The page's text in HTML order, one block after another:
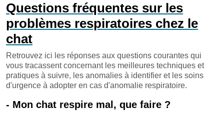
Questions fréquentes sur les
problèmes respiratoires chez le
chat
Retrouvez ici les réponses aux questions courantes qui
vous tracassent concernant les meilleures techniques et
pratiques à suivre, les anomalies à identifier et les soins
d'urgence à adopter en cas d'anomalie respiratoire.
- Mon chat respire mal, que faire ?